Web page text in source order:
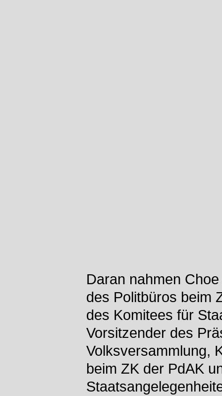
Daran nahmen
des Politbüros beim
des Komitees für
Vorsitzender des
Volksversammlung,
beim ZK der PdAK